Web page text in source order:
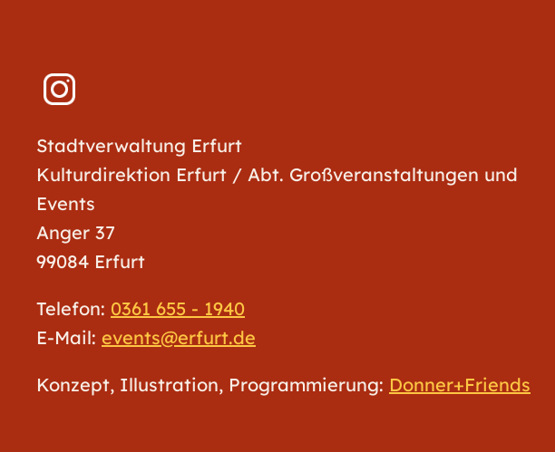
Stadtverwaltung Erfurt
Kulturdirektion Erfurt / Abt. Großveranstaltungen und
Events
Anger 37
99084 Erfurt
Telefon: 0361 655 - 1940
E-Mail: events@erfurt.de
Konzept, Illustration, Programmierung: Donner+Friends